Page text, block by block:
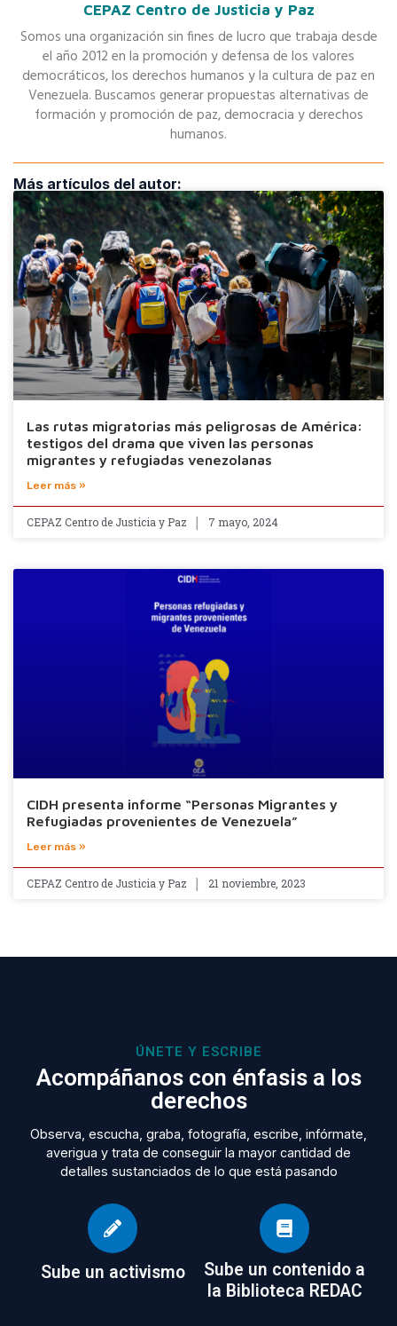
CEPAZ Centro de Justicia y Paz
Somos una organización sin fines de lucro que trabaja desde
el año 2012 en la promoción y defensa de los valores
democráticos, los derechos humanos y la cultura de paz en
Venezuela. Buscamos generar propuestas alternativas de
formación y promoción de paz, democracia y derechos
humanos.
Más artículos del autor:
Las rutas migratorias más peligrosas de América:
testigos del drama que viven las personas
migrantes y refugiadas venezolanas
Leer más »
CEPAZ Centro de Justicia y Paz 7 mayo, 2024
CIDH presenta informe “Personas Migrantes y
Refugiadas provenientes de Venezuela”
Leer más »
CEPAZ Centro de Justicia y Paz 21 noviembre, 2023
ÚNETE Y ESCRIBE
Acompáñanos con énfasis a los
derechos
Observa, escucha, graba, fotografía, escribe, infórmate,
averigua y trata de conseguir la mayor cantidad de
detalles sustanciados de lo que está pasando
Sube un activismo
Sube un contenido a
la Biblioteca REDAC